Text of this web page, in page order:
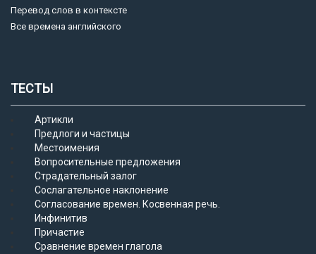
Перевод слов в контексте
Все времена английского
ТЕСТЫ
Артикли
Предлоги и частицы
Местоимения
Вопросительные предложения
Страдательный залог
Сослагательное наклонение
Согласование времен. Косвенная речь.
Инфинитив
Причастие
Сравнение времен глагола